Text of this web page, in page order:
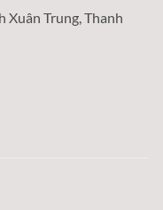
Xuân Trung, Thanh